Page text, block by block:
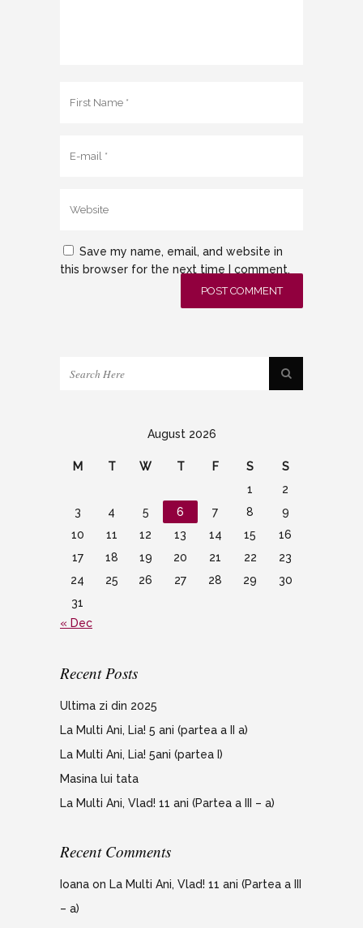
Save my name, email, and website in
this browser for the next time I comment.
August 2026
M T W T F S
S
1
2
3
4 5 6 7 8
9
10
11 12 13 14 15
16
17
18 19 20 21 22
23
24
25 26 27 28 29
30
31
« Dec
Recent Posts
Ultima zi din 2025
La Multi Ani, Lia! 5 ani (partea a II a)
La Multi Ani, Lia! 5ani (partea I)
Masina lui tata
La Multi Ani, Vlad! 11 ani (Partea a III – a)
Recent Comments
Ioana on La Multi Ani, Vlad! 11 ani (Partea a III
– a)